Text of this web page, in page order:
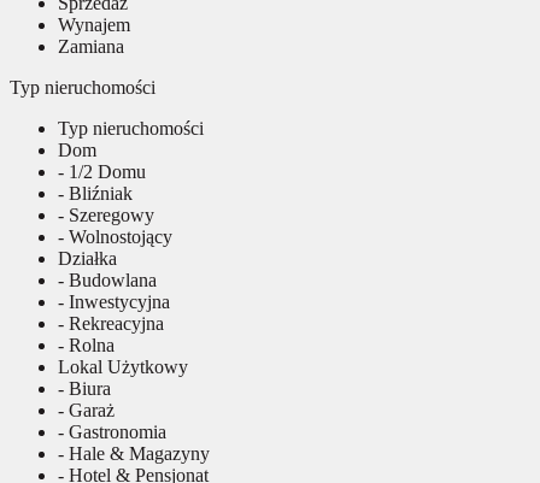
Wynajem
Zamiana
Typ nieruchomości
Typ nieruchomości
Dom
- 1/2 Domu
- Bliźniak
- Szeregowy
- Wolnostojący
Działka
- Budowlana
- Inwestycyjna
- Rekreacyjna
- Rolna
Lokal Użytkowy
- Biura
- Garaż
- Gastronomia
- Hale & Magazyny
- Hotel & Pensjonat